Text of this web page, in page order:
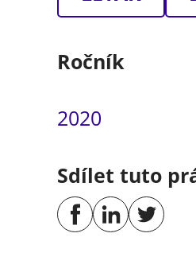
Ročník
2020
Sdílet tuto